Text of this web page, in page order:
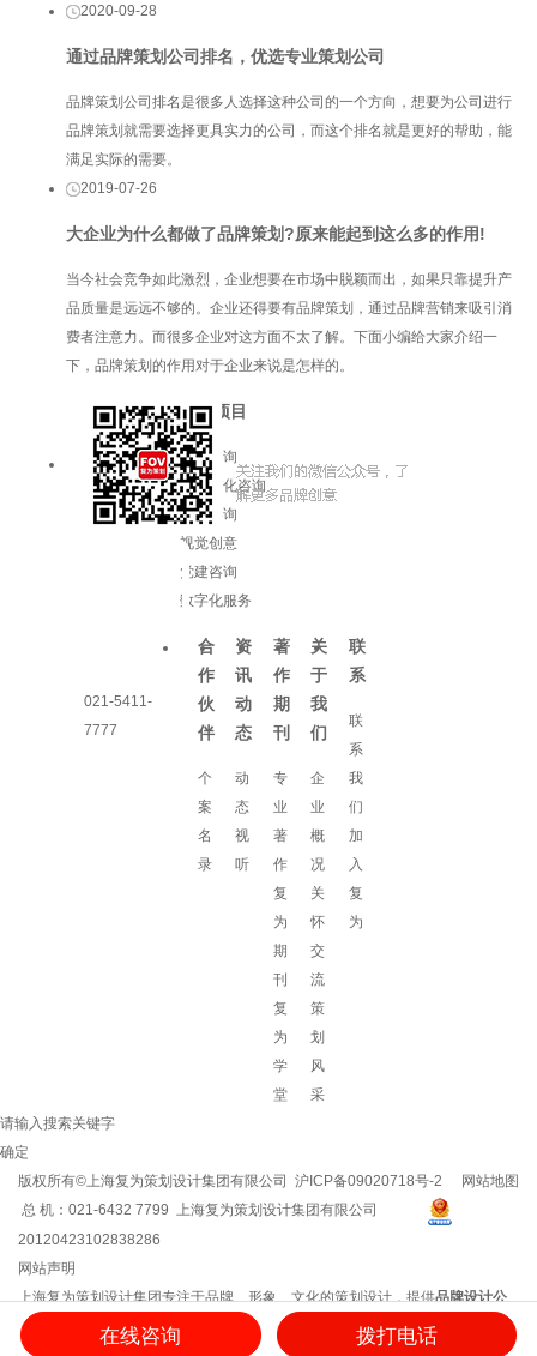
2020-09-28
通过品牌策划公司排名，优选专业策划公司
品牌策划公司排名是很多人选择这种公司的一个方向，想要为公司进行
品牌策划就需要选择更具实力的公司，而这个排名就是更好的帮助，能
满足实际的需要。
2019-07-26
大企业为什么都做了品牌策划?原来能起到这么多的作用!
当今社会竞争如此激烈，企业想要在市场中脱颖而出，如果只靠提升产
品质量是远远不够的。企业还得要有品牌策划，通过品牌营销来吸引消
费者注意力。而很多企业对这方面不太了解。下面小编给大家介绍一
下，品牌策划的作用对于企业来说是怎样的。
021-5411-
7777
服务项目
品牌咨询
企业文化咨询
增长咨询
视觉创意
党建咨询
数字化服务
合
作
伙
伴
个
案
名
录
资
讯
动
态
动
态
视
听
著
作
期
刊
专
业
著
作
复
为
期
刊
复
为
学
堂
关
于
我
们
企
业
概
况
关
怀
交
流
策
划
风
采
联
系
联
系
我
们
加
入
复
为
请输入搜索关键字
确定
网站地图
版权所有©上海复为策划设计集团有限公司 沪ICP备09020718号-2
总 机：021-6432 7799 上海复为策划设计集团有限公司
20120423102838286
网站声明
上海复为策划设计集团专注于品牌、形象、文化的策划设计，提供品牌设计公
司
企业文化建设 /企业vi设计 企业文化建设方案 品牌策划方案/企业logo设计
在线咨询 拨打电话